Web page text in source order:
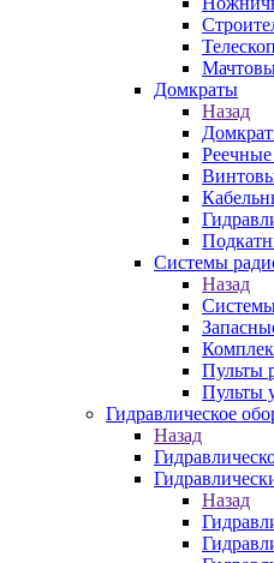
Домкраты
Назад
Системы
Назад
Пульты
Пульты
Гидравлическое
Назад
Назад